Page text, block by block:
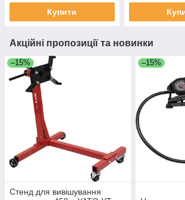
Купити
Акційні пропозиції та новинки
–15%
Стенд для вивішування
–15%